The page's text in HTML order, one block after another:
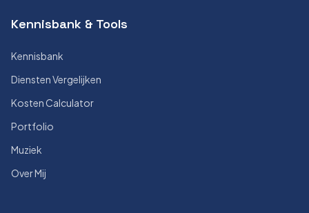
Kennisbank & Tools
Kennisbank
Diensten Vergelijken
Kosten Calculator
Portfolio
Muziek
Over Mij